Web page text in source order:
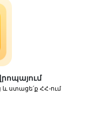
ստացե՛ք ՀՀ-ում